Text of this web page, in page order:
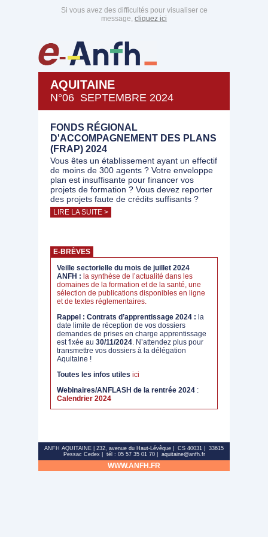
Si vous avez des difficultés pour visualiser ce
message, cliquez ici
AQUITAINE
N°06 SEPTEMBRE 2024
FONDS RÉGIONAL
D'ACCOMPAGNEMENT DES PLANS
(FRAP) 2024
Vous êtes un établissement ayant un effectif
de moins de 300 agents ? Votre enveloppe
plan est insuffisante pour financer vos
projets de formation ? Vous devez reporter
des projets faute de crédits suffisants ?
LIRE LA SUITE >
E-BRÈVES
Veille sectorielle du mois de juillet 2024
ANFH : la synthèse de l’actualité dans les
domaines de la formation et de la santé, une
sélection de publications disponibles en ligne
et de textes réglementaires.
Rappel : Contrats d’apprentissage 2024 : la
date limite de réception de vos dossiers
demandes de prises en charge apprentissage
est fixée au 30/11/2024. N’attendez plus pour
transmettre vos dossiers à la délégation
Aquitaine !
Toutes les infos utiles ici
Webinaires/ANFLASH de la rentrée 2024 :
Calendrier 2024
ANFH AQUITAINE | 232, avenue du Haut-Lévêque | CS 40031 | 33615
Pessac Cedex | tél : 05 57 35 01 70 | aquitaine@anfh.fr
WWW.ANFH.FR